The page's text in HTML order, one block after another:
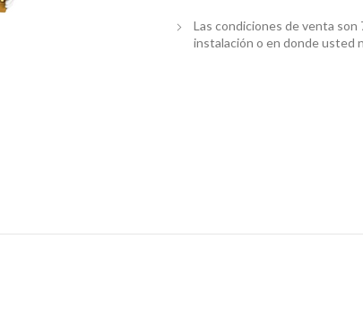
Las condiciones de venta son
instalación o en donde usted